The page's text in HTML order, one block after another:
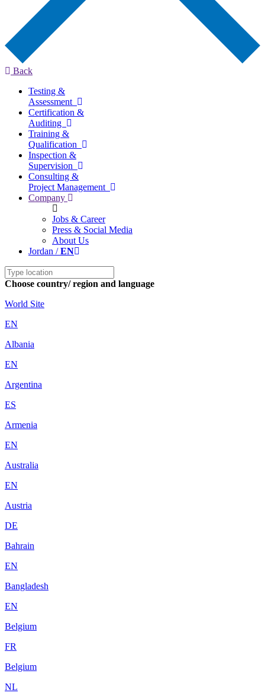
Back
Testing &
Assessment
Certification &
Auditing
Training &
Qualification
Inspection &
Supervision
Consulting &
Project Management
Company
Jobs & Career
Press & Social Media
About Us
Jordan /EN
Choose country/ region and language
World Site
EN
Albania
EN
Argentina
ES
Armenia
EN
Australia
EN
Austria
DE
Bahrain
EN
Bangladesh
EN
Belgium
FR
Belgium
NL